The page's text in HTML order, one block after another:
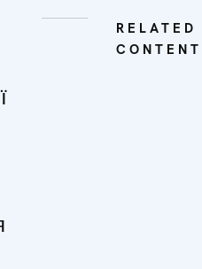
RELATED
CONTENT